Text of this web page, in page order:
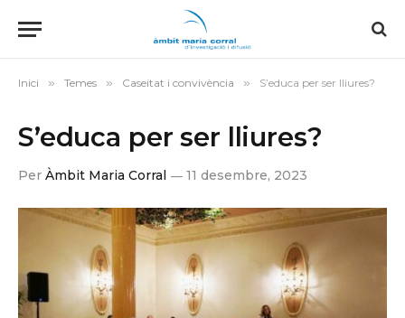
Inici » Temes » Caseitat i convivència » S’educa per ser lliures?
S’educa per ser lliures?
Per Àmbit Maria Corral 11 desembre, 2023